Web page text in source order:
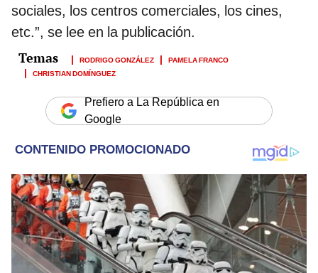
sociales, los centros comerciales, los cines,
etc.”, se lee en la publicación.
RODRIGO GONZÁLEZ
PAMELA FRANCO
CHRISTIAN DOMÍNGUEZ
Prefiero a La República en
Google